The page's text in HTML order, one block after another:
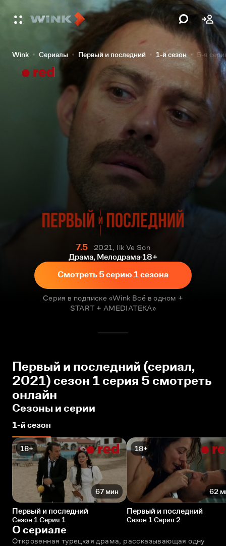
Wink Сериалы Первый и последний 1-й сезон 5-я
7.5
2021, Ilk Ve Son
Драма, Мелодрама 18+
Смотреть 5 серию 1 сезона
Серия в подписке «Wink Всё в одном +
START + AMEDIATEKA»
Первый и последний (сериал,
2021) сезон 1 серия 5 смотреть
онлайн
Сезоны и серии
1-й сезон
18+
67 мин
Первый и последний
Сезон 1 Серия 1
18+
62
Первый и последний
Сезон 1 Серия 2
О сериале
Откровенная турецкая драма, рассказывающая одну